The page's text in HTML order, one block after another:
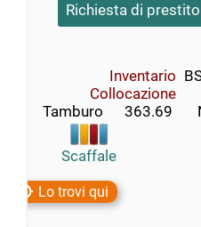
Richiesta di prestito
Inventario
Collocazione
Tamburo      363.69
Scaffale
Lo trovi qui